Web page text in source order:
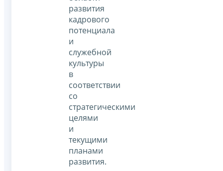
развития
кадрового
потенциала
и
служебной
культуры
в
соответствии
со
стратегическими
целями
и
текущими
планами
развития.